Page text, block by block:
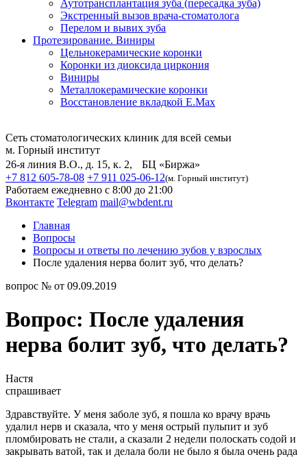
Аутотрансплантация зуба (пересадка зуба)
Экстренный вызов врача-стоматолога
Перелом и вывих зуба
Протезирование. Виниры
Цельнокерамические коронки
Коронки из диоксида циркония
Виниры
Металлокерамические коронки
Восстановление вкладкой E.Max
Сеть стоматологических клиник для всей семьи
м. Горный институт
26-я линия В.О., д. 15, к. 2, БЦ «Биржа»
+7 812 605-78-08 +7 911 025-06-12(м. Горный институт)
Работаем ежедневно с 8:00 до 21:00
Вконтакте Telegram mail@wbdent.ru
Главная
Вопросы
Вопросы и ответы по лечению зубов у взрослых
После удаления нерва болит зуб, что делать?
вопрос № от 09.09.2019
Вопрос: После удаления
нерва болит зуб, что делать?
Настя
спрашивает
Здравствуйте. У меня заболе зуб, я пошла ко врачу врачь
удалил нерв и сказала, что у меня острый пульпит и зуб
пломбировать не стали, а сказали 2 недели полоскать содой и
закрывать ватой, так и делала боли не было я была очень рада